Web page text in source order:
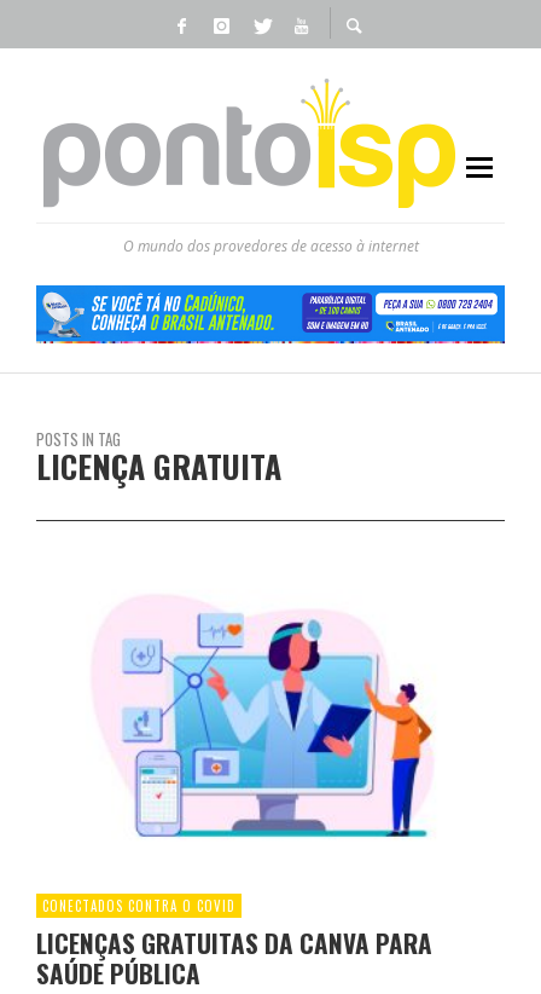
O mundo dos provedores de acesso à internet
POSTS IN TAG
LICENÇA GRATUITA
CONECTADOS CONTRA O COVID
LICENÇAS GRATUITAS DA CANVA PARA
SAÚDE PÚBLICA